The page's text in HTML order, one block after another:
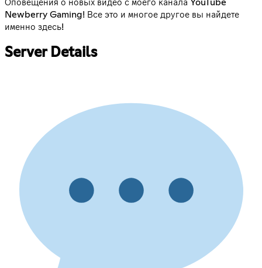
Оповещения о новых видео с моего канала YouTube
Newberry Gaming! Все это и многое другое вы найдете
именно здесь!
Server Details